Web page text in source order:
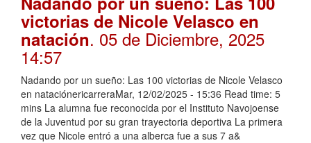
victorias de Nicole Velasco en
natación. 05 de Diciembre, 2025
14:57
Nadando por un sueño: Las 100 victorias de Nicole Velasco
en nataciónericarreraMar, 12/02/2025 - 15:36 Read time: 5
mins La alumna fue reconocida por el Instituto Navojoense
de la Juventud por su gran trayectoria deportiva La primera
vez que Nicole entró a una alberca fue a sus 7 a&